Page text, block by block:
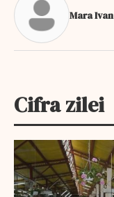
Mara Ivan
Cifra zilei